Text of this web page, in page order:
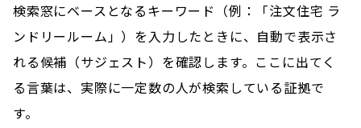
検索窓にベースとなるキーワード（例：「注文住宅 ラ
ンドリールーム」）を入力したときに、自動で表示さ
れる候補（サジェスト）を確認します。ここに出てく
る言葉は、実際に一定数の人が検索している証拠で
す。